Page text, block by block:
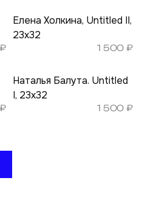
₽
₽
Елена Холкина, Untitled II,
23х32
1 500₽
Наталья Балута. Untitled
I, 23х32
1 500₽